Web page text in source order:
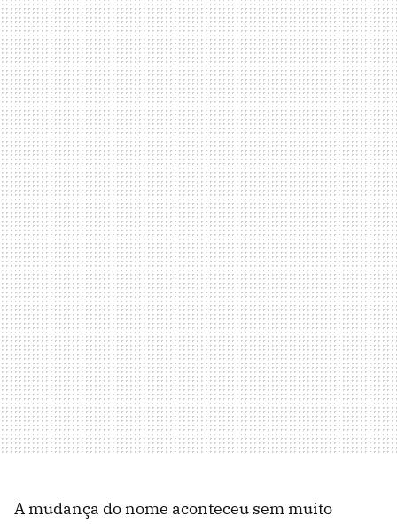
A mudança do nome aconteceu sem muito